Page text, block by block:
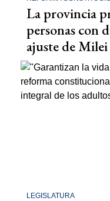
La provincia
personas con
ajuste de Milei
LEGISLATURA